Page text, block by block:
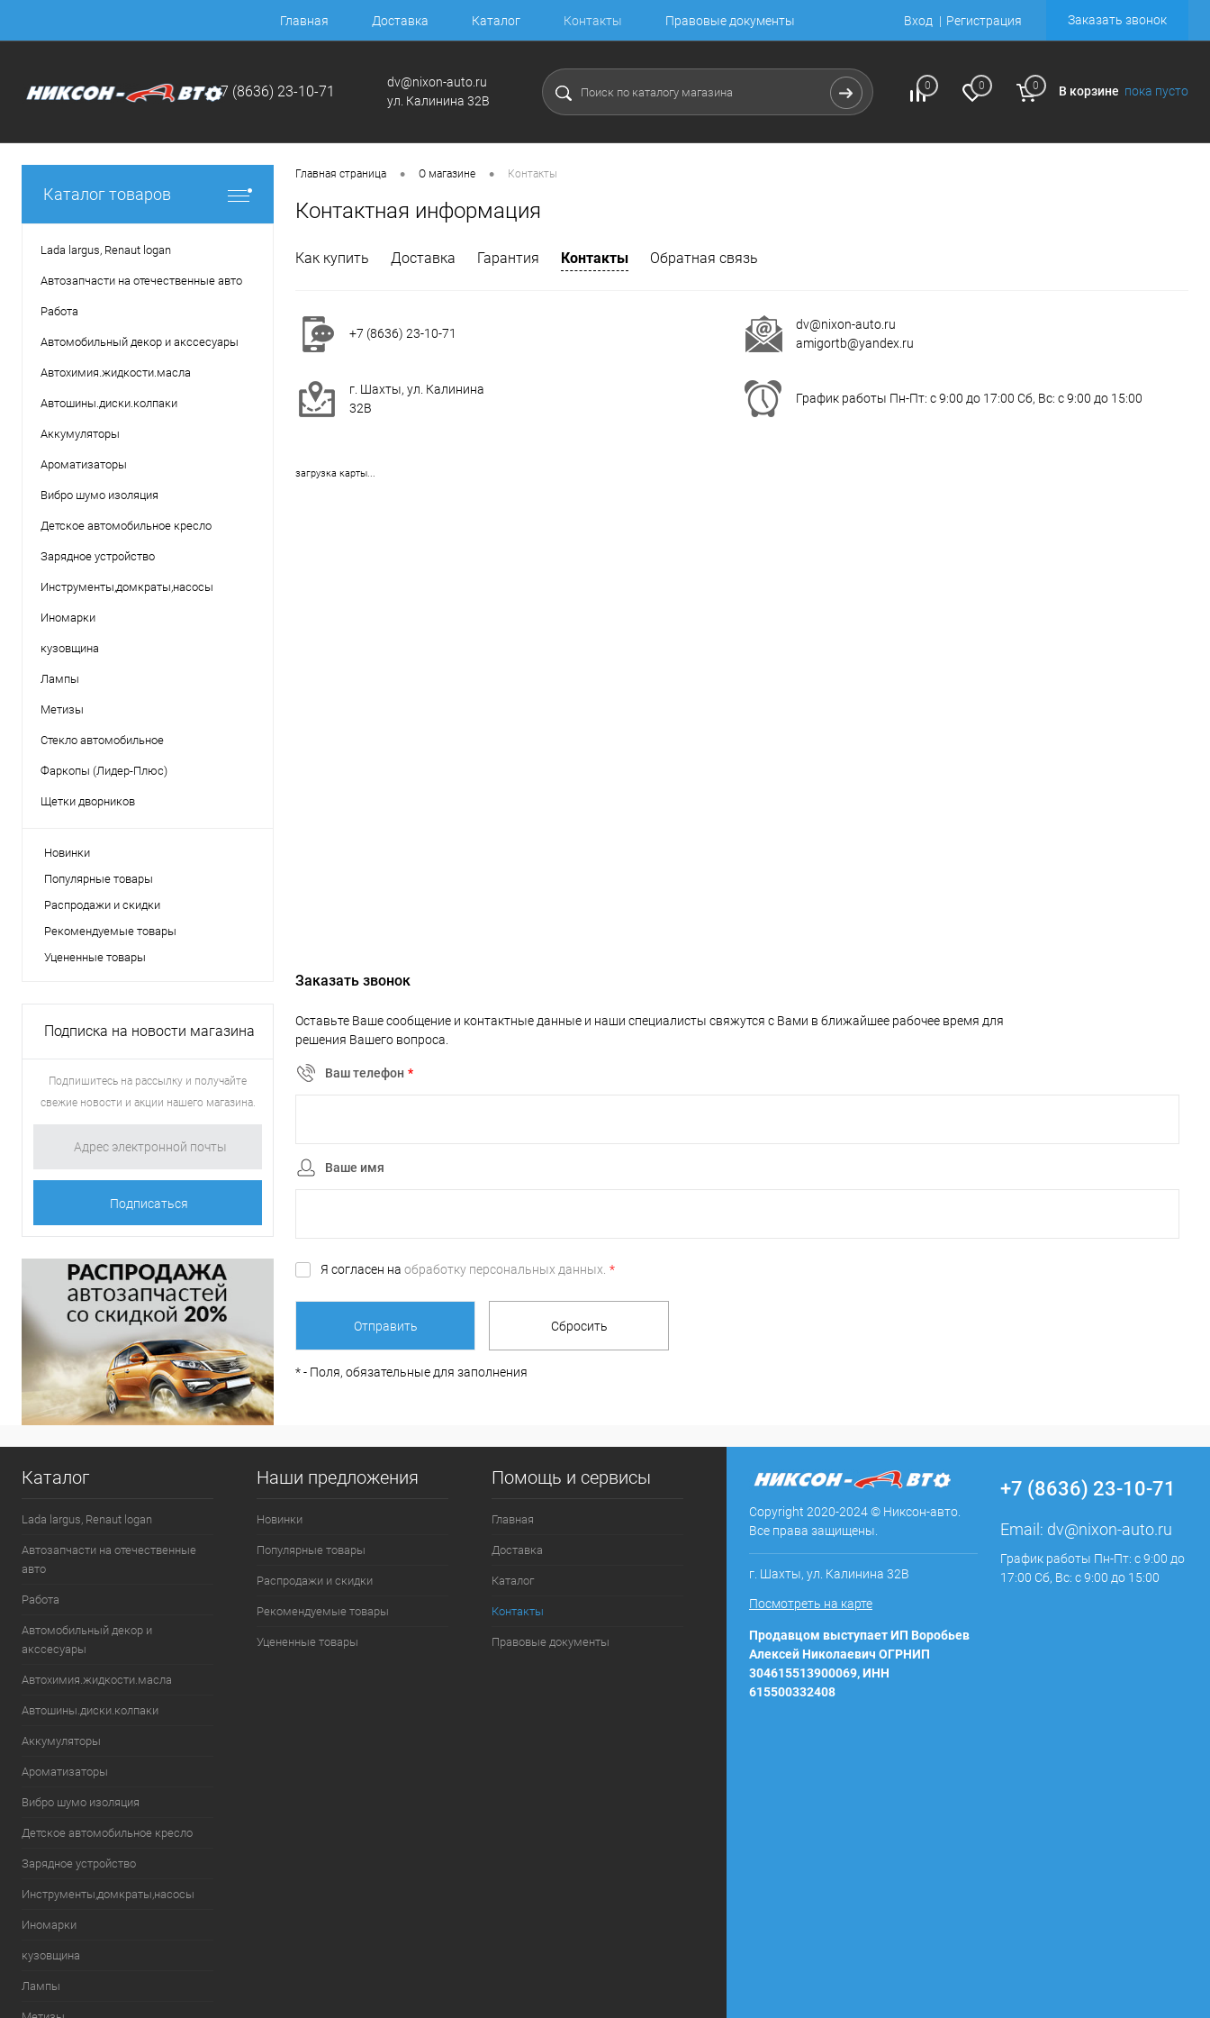
Главная Доставка Каталог Контакты Правовые документы Вход Регистрация Заказать звонок
+7 (8636) 23-10-71
dv@nixon-auto.ru
ул. Калинина 32В
0 0 0 В корзине пока пусто
Каталог товаров
Lada largus, Renaut logan
Автозапчасти на отечественные авто
Работа
Автомобильный декор и акссесуары
Автохимия.жидкости.масла
Автошины.диски.колпаки
Аккумуляторы
Ароматизаторы
Вибро шумо изоляция
Детское автомобильное кресло
Зарядное устройство
Инструменты,домкраты,насосы
Иномарки
кузовщина
Лампы
Метизы
Стекло автомобильное
Фаркопы (Лидер-Плюс)
Щетки дворников
Новинки
Популярные товары
Распродажи и скидки
Рекомендуемые товары
Уцененные товары
Подписка на новости магазина
Подпишитесь на рассылку и получайте
свежие новости и акции нашего магазина.
Главная страница • О магазине • Контакты
Контактная информация
Как купить Доставка Гарантия Контакты Обратная связь
+7 (8636) 23-10-71
dv@nixon-auto.ru
amigortb@yandex.ru
г. Шахты, ул. Калинина
32В
График работы Пн-Пт: с 9:00 до 17:00 Сб, Вс: с 9:00 до 15:00
загрузка карты...
Заказать звонок
Оставьте Ваше сообщение и контактные данные и наши специалисты свяжутся с Вами в ближайшее рабочее время для
решения Вашего вопроса.
Ваш телефон *
Ваше имя
Я согласен на обработку персональных данных. *
*- Поля, обязательные для заполнения
Каталог
Lada largus, Renaut logan
Автозапчасти на отечественные
авто
Работа
Автомобильный декор и
акссесуары
Автохимия.жидкости.масла
Автошины.диски.колпаки
Аккумуляторы
Ароматизаторы
Вибро шумо изоляция
Детское автомобильное кресло
Зарядное устройство
Инструменты,домкраты,насосы
Иномарки
кузовщина
Лампы
Наши предложения
Новинки
Популярные товары
Распродажи и скидки
Рекомендуемые товары
Уцененные товары
Помощь и сервисы
Главная
Доставка
Каталог
Контакты
Правовые документы
Copyright 2020-2024 © Никсон-авто.
Все права защищены.
г. Шахты, ул. Калинина 32В
Посмотреть на карте
Продавцом выступает ИП Воробьев
Алексей Николаевич ОГРНИП
304615513900069, ИНН
615500332408
+7 (8636) 23-10-71
Email: dv@nixon-auto.ru
График работы Пн-Пт: с 9:00 до
17:00 Сб, Вс: с 9:00 до 15:00